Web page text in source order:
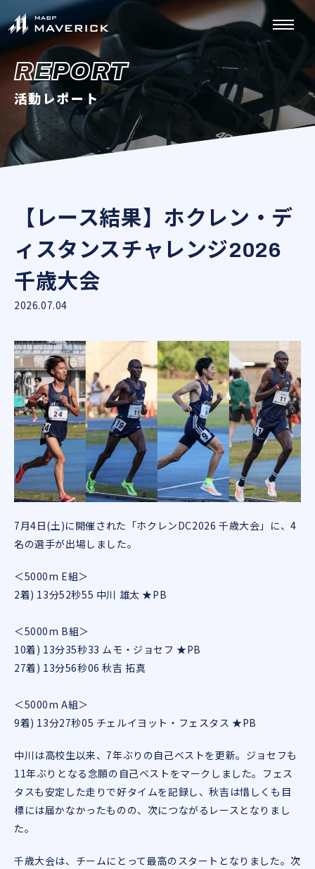
REPORT
活動レポート
【レース結果】ホクレン・デ
ィスタンスチャレンジ2026
千歳大会
2026.07.04
7月4日(土)に開催された「ホクレンDC2026 千歳大会」に、4
名の選手が出場しました。
＜5000m E組＞
2着) 13分52秒55 中川 雄太 ★PB
＜5000m B組＞
10着) 13分35秒33 ムモ・ジョセフ ★PB
27着) 13分56秒06 秋吉 拓真
＜5000m A組＞
9着) 13分27秒05 チェルイヨット・フェスタス ★PB
中川は高校生以来、7年ぶりの自己ベストを更新。ジョセフも
11年ぶりとなる念願の自己ベストをマークしました。フェス
タスも安定した走りで好タイムを記録し、秋吉は惜しくも目
標には届かなかったものの、次につながるレースとなりまし
た。
千歳大会は、チームにとって最高のスタートとなりました。次